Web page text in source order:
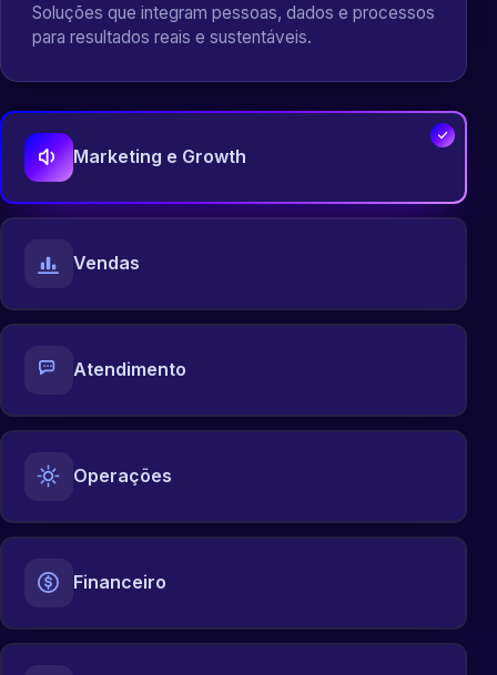
Soluções que integram pessoas, dados e processos
para resultados reais e sustentáveis.
Marketing e Growth
Vendas
Atendimento
Operações
Financeiro